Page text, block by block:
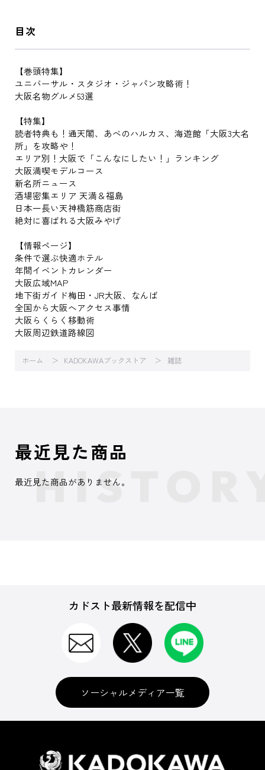
目次
【巻頭特集】
ユニバーサル・スタジオ・ジャパン攻略術！
大阪名物グルメ53選
【特集】
読者特典も！通天閣、あべのハルカス、海遊館「大阪3大名
所」を攻略や！
エリア別！大阪で「こんなにしたい！」ランキング
大阪満喫モデルコース
新名所ニュース
酒場密集エリア 天満＆福島
日本一長い天神橋筋商店街
絶対に喜ばれる大阪みやげ
【情報ページ】
条件で選ぶ快適ホテル
年間イベントカレンダー
大阪広域MAP
地下街ガイド梅田・JR大阪、なんば
全国から大阪へアクセス事情
大阪らくらく移動術
大阪周辺鉄道路線図
ホーム KADOKAWAブックストア 雑誌
最近見た商品
最近見た商品がありません。
カドスト最新情報を配信中
ソーシャルメディア一覧